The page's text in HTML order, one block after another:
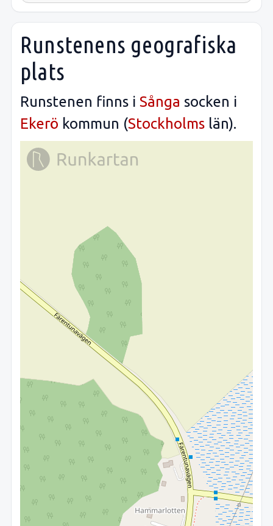
Runstenens geografiska
plats
Runstenen finns i Sånga socken i
Ekerö kommun (Stockholms län).